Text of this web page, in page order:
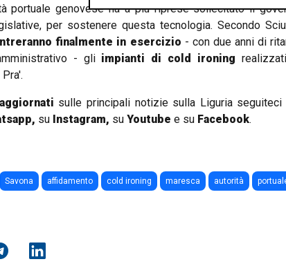
portuale genovese ha a più riprese sollecitato il
per sostenere questa tecnologia. Secondo
finalmente in esercizio - con due anni di
- gli impianti di cold ironing
sulle principali notizie sulla Liguria seguiteci
su Instagram, su Youtube e su Facebook.
Savona affidamento cold ironing maresca autorità